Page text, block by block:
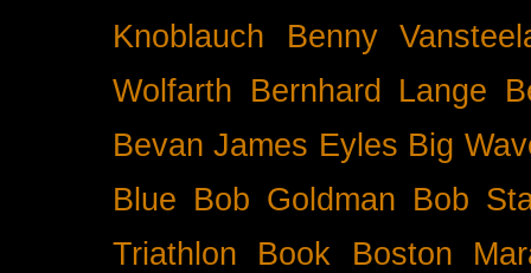
Knoblauch
Benny
Wolfarth Bernhard Lange
Bevan James Eyles Big
Blue Bob Goldman Bob
Triathlon
Book
Boston